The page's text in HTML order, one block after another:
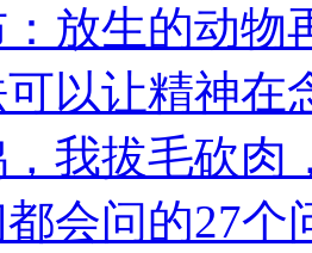
放生的动物
以让精神在
我拔毛砍肉
会问的27个